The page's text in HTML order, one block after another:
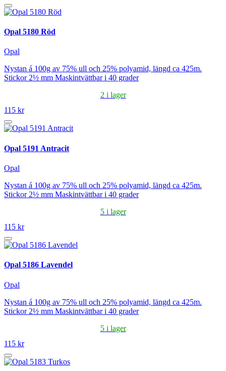
Opal 5180 Röd
Opal
Nystan á 100g av 75% ull och 25% polyamid, längd ca 425m.
Stickor 2½ mm Maskintvättbar i 40 grader
2 i lager
115 kr
Opal 5191 Antracit
Opal
Nystan á 100g av 75% ull och 25% polyamid, längd ca 425m.
Stickor 2½ mm Maskintvättbar i 40 grader
5 i lager
115 kr
Opal 5186 Lavendel
Opal
Nystan á 100g av 75% ull och 25% polyamid, längd ca 425m.
Stickor 2½ mm Maskintvättbar i 40 grader
5 i lager
115 kr